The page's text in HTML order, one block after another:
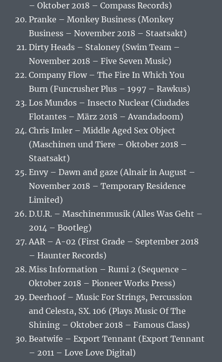
– Oktober 2018 – Compass Records)
Pranke – Monkey Business (Monkey
Business – November 2018 – Staatsakt)
Dirty Heads – Staloney (Swim Team –
November 2018 – Five Seven Music)
Company Flow – The Fire In Which You
Burn (Funcrusher Plus – 1997 – Rawkus)
Los Mundos – Insecto Nuclear (Ciudades
Flotantes – März 2018 – Avandadoom)
Chris Imler – Middle Aged Sex Object
(Maschinen und Tiere – Oktober 2018 –
Staatsakt)
Envy – Dawn and gaze (Alnair in August –
November 2018 – Temporary Residence
Limited)
D.U.R. – Maschinenmusik (Alles Was Geht –
2014 – Bootleg)
AAR – A-02 (First Grade – September 2018
– Haunter Records)
Miss Information – Rumi 2 (Sequence –
Oktober 2018 – Pioneer Works Press)
Deerhoof – Music For Strings, Percussion
and Celesta, SX. 106 (Plays Music Of The
Shining – Oktober 2018 – Famous Class)
Beatwife – Export Tennant (Export Tennant
– 2011 – Love Love Digital)